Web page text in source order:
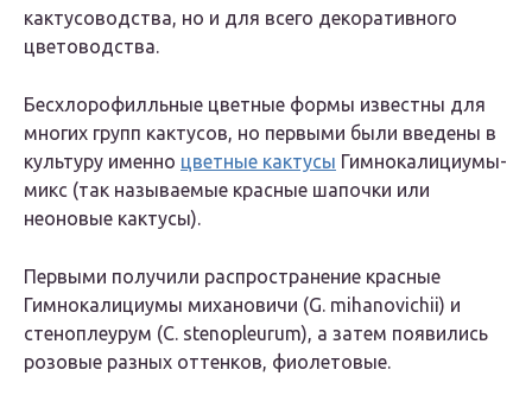
кактусоводства, но и для всего декоративного
цветоводства.
Бесхлорофилльные цветные формы известны для
многих групп кактусов, но первыми были введены в
культуру именно цветные кактусы Гимнокалициумы-
микс (так называемые красные шапочки или
неоновые кактусы).
Первыми получили распространение красные
Гимнокалициумы михановичи (G. mihanovichii) и
стеноплеурум (С. stenopleurum), а затем появились
розовые разных оттенков, фиолетовые.